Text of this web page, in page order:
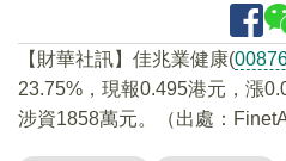
【財華社訊】佳兆業健康(
23.75%，現報0.495港元，漲
涉資1858萬元。（出處：